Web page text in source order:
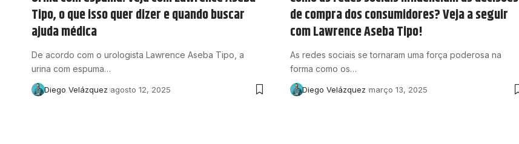
Tipo, o que isso quer dizer e quando buscar
ajuda médica
De acordo com o urologista Lawrence Aseba Tipo, a
urina com espuma…
Diego Velázquez agosto 12, 2025
de compra dos consumidores? Veja a seguir
com Lawrence Aseba Tipo!
As redes sociais se tornaram uma força poderosa na
forma como os…
Diego Velázquez março 13, 2025